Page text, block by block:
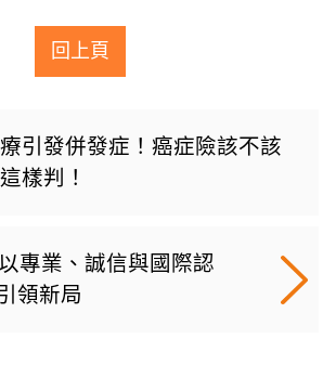
回上頁
引發併發症！癌症險該不該
樣判！
專業、誠信與國際認
領新局